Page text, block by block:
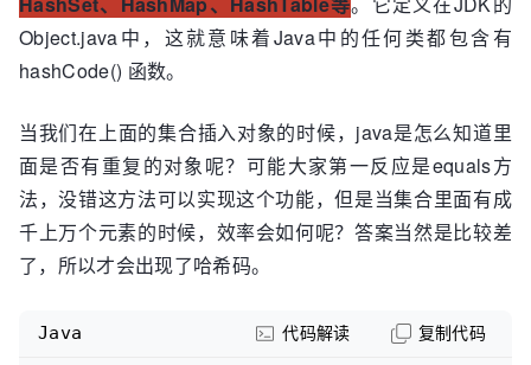
}
Object.java中，这就意味着Java中的任何类都包含有
hashCode() 函数。
当我们在上面的集合插入对象的时候，java是怎么知道里
面是否有重复的对象呢？可能大家第一反应是equals方
法，没错这方法可以实现这个功能，但是当集合里面有成
千上万个元素的时候，效率会如何呢？答案当然是比较差
了，所以才会出现了哈希码。
Java 代码解读 复制代码